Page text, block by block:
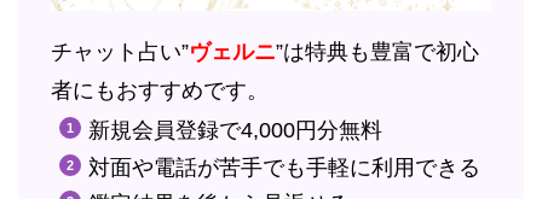
チャット占い”ヴェルニ”は特典も豊富で初心
者にもおすすめです。
新規会員登録で4,000円分無料
対面や電話が苦手でも手軽に利用できる